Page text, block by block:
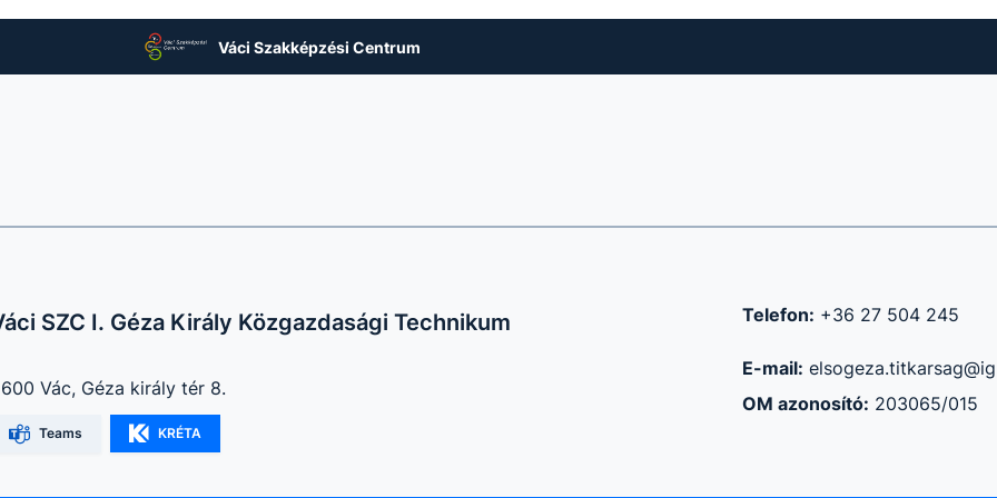
Váci Szakképzési Centrum
SZC I. Géza Király Közgazdasági Technikum
Vác, Géza király tér 8.
Teams KRÉTA
Telefon: +36 27 504 245
E-mail:
OM azonosító: 203065/015